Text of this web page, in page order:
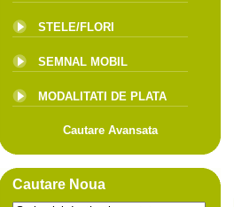
STELE/FLORI
SEMNAL MOBIL
MODALITATI DE PLATA
Cautare Avansata
Cautare Noua